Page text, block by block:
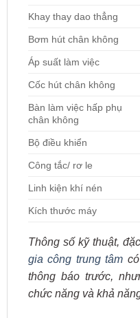
Khay thay dao thẳng
Bơm hút chân không
Áp suất làm việc
Cốc hút chân không
Bàn làm việc hấp phụ
chân không
Bộ điều khiển
Công tắc/ rơ le
Linh kiện khí nén
Kích thước máy
Thông số kỹ thuật,
gia công trung tâm
thông báo trước,
chức năng và khả